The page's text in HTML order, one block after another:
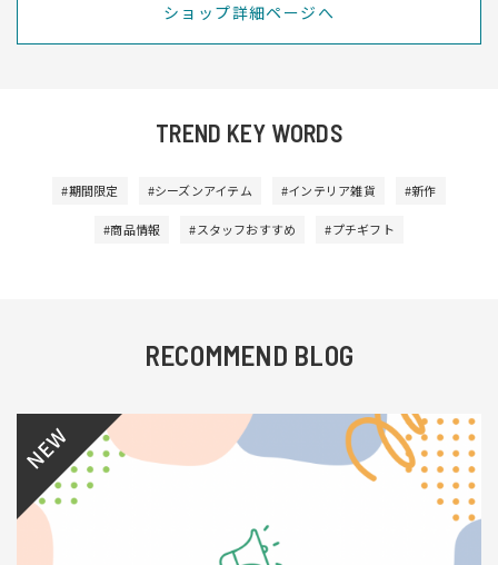
ショップ詳細ページへ
TREND KEY WORDS
#期間限定 #シーズンアイテム #インテリア雑貨 #新作
#商品情報 #スタッフおすすめ #プチギフト
RECOMMEND BLOG
NEW